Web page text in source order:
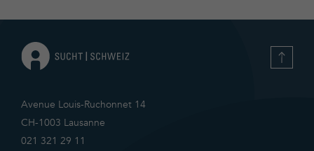
Avenue Louis-Ruchonnet 14
CH-1003 Lausanne
021 321 29 11